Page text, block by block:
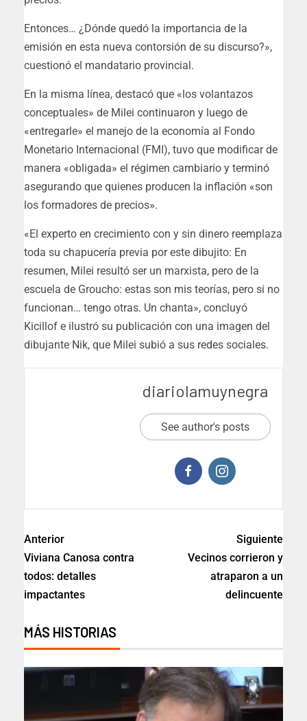
Entonces… ¿Dónde quedó la importancia de la
emisión en esta nueva contorsión de su discurso?»,
cuestionó el mandatario provincial.
En la misma línea, destacó que «los volantazos
conceptuales» de Milei continuaron y luego de
«entregarle» el manejo de la economía al Fondo
Monetario Internacional (FMI), tuvo que modificar de
manera «obligada» el régimen cambiario y terminó
asegurando que quienes producen la inflación «son
los formadores de precios».
«El experto en crecimiento con y sin dinero reemplaza
toda su chapucería previa por este dibujito: En
resumen, Milei resultó ser un marxista, pero de la
escuela de Groucho: estas son mis teorías, pero si no
funcionan… tengo otras. Un chanta», concluyó
Kicillof e ilustró su publicación con una imagen del
dibujante Nik, que Milei subió a sus redes sociales.
diariolamuynegra
See author's posts
Anterior
Viviana Canosa contra
todos: detalles
impactantes
Siguiente
Vecinos corrieron y
atraparon a un
delincuente
MÁS HISTORIAS